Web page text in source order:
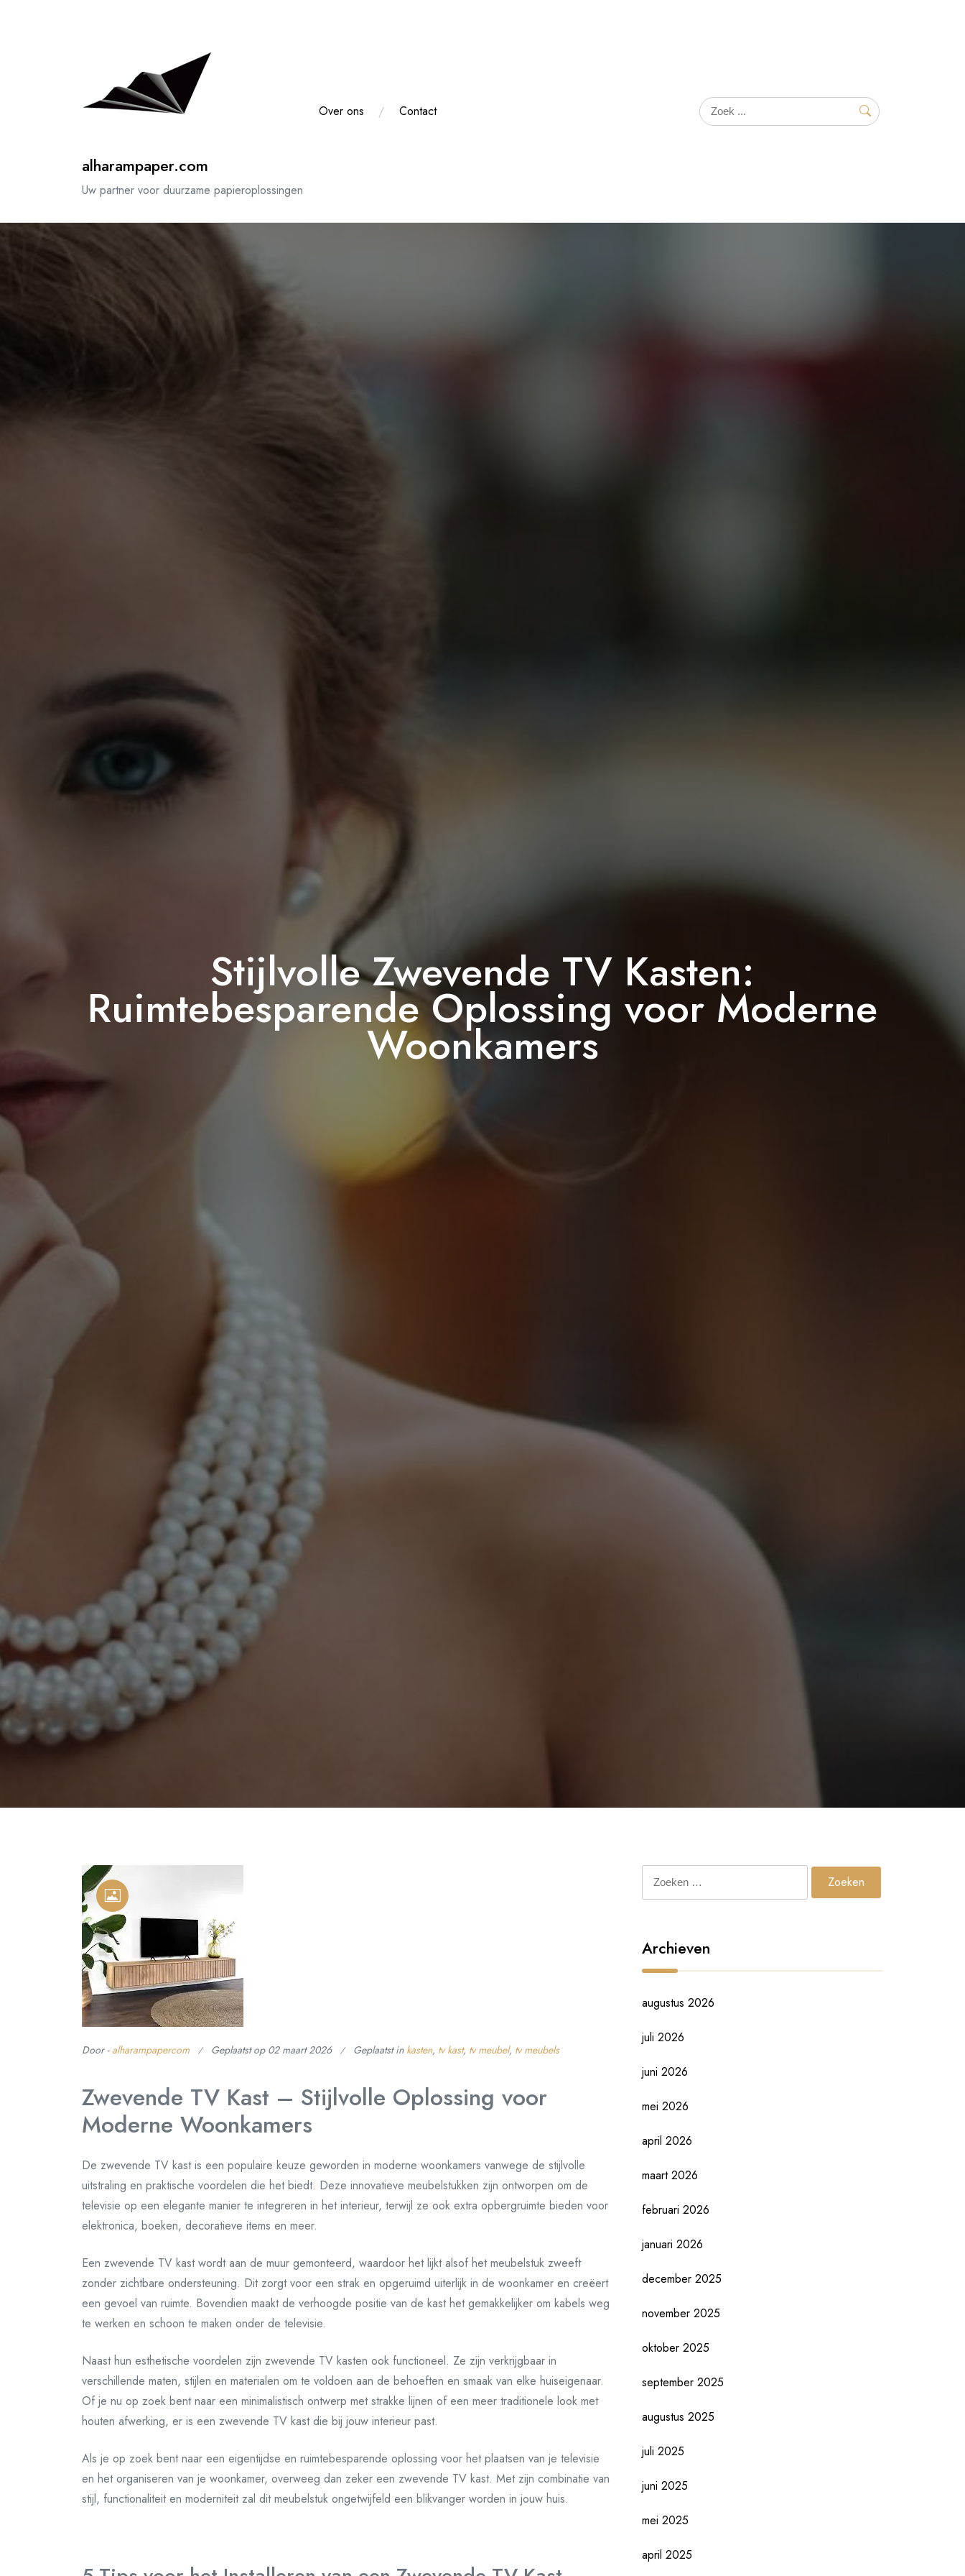
alharampaper.com
Uw partner voor duurzame papieroplossingen
Over ons Contact
Stijlvolle Zwevende TV Kasten:
Ruimtebesparende Oplossing voor Moderne
Woonkamers
Door - alharampapercom Geplaatst op 02 maart 2026 Geplaatst in kasten, tv kast, tv meubel, tv meubels
Zwevende TV Kast – Stijlvolle Oplossing voor
Moderne Woonkamers
De zwevende TV kast is een populaire keuze geworden in moderne woonkamers vanwege de stijlvolle
uitstraling en praktische voordelen die het biedt. Deze innovatieve meubelstukken zijn ontworpen om de
televisie op een elegante manier te integreren in het interieur, terwijl ze ook extra opbergruimte bieden voor
elektronica, boeken, decoratieve items en meer.
Een zwevende TV kast wordt aan de muur gemonteerd, waardoor het lijkt alsof het meubelstuk zweeft
zonder zichtbare ondersteuning. Dit zorgt voor een strak en opgeruimd uiterlijk in de woonkamer en creëert
een gevoel van ruimte. Bovendien maakt de verhoogde positie van de kast het gemakkelijker om kabels weg
te werken en schoon te maken onder de televisie.
Naast hun esthetische voordelen zijn zwevende TV kasten ook functioneel. Ze zijn verkrijgbaar in
verschillende maten, stijlen en materialen om te voldoen aan de behoeften en smaak van elke huiseigenaar.
Of je nu op zoek bent naar een minimalistisch ontwerp met strakke lijnen of een meer traditionele look met
houten afwerking, er is een zwevende TV kast die bij jouw interieur past.
Als je op zoek bent naar een eigentijdse en ruimtebesparende oplossing voor het plaatsen van je televisie
en het organiseren van je woonkamer, overweeg dan zeker een zwevende TV kast. Met zijn combinatie van
stijl, functionaliteit en moderniteit zal dit meubelstuk ongetwijfeld een blikvanger worden in jouw huis.
Archieven
augustus 2026
juli 2026
juni 2026
mei 2026
april 2026
maart 2026
februari 2026
januari 2026
december 2025
november 2025
oktober 2025
september 2025
augustus 2025
juli 2025
juni 2025
mei 2025
april 2025